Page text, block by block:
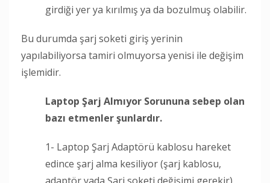
girdiği yer ya kırılmış ya da bozulmuş olabilir.
Bu durumda şarj soketi giriş yerinin
yapılabiliyorsa tamiri olmuyorsa yenisi ile değişim
işlemidir.
Laptop Şarj Almıyor Sorununa sebep olan
bazı etmenler şunlardır.
1- Laptop Şarj Adaptörü kablosu hareket
edince şarj alma kesiliyor (şarj kablosu,
adaptör yada Şarj soketi değişimi gerekir)